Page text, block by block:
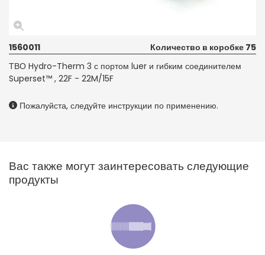
1560011
Количество в коробке 75
ТВО Hydro-Therm 3 с портом luer и гибким соединителем
Superset™ , 22F - 22M/15F
Пожалуйста, следуйте инструкции по применению.
Вас также могут заинтересовать следующие
продукты